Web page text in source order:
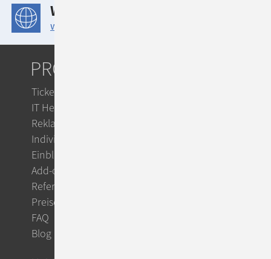
WEBSITE
www.bayern-evangelisch.de
PRODUKTE
Ticketsystem
IT Helpdesk
Reklamationsmanagement
Individuelle Workflows
Einblicke
Add-ons
Referenzen
Preise
FAQ
Blog